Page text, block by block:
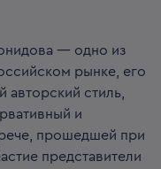
— одно из
рынке, его
авторский стиль,
и
прошедшей при
представители